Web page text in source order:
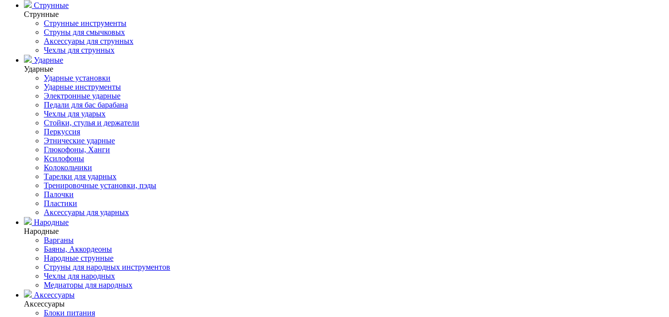
Струнные
Струнные
Струнные инструменты
Струны для смычковых
Аксессуары для струнных
Чехлы для струнных
Ударные
Ударные
Ударные установки
Ударные инструменты
Электронные ударные
Педали для бас барабана
Чехлы для ударых
Стойки, стулья и держатели
Перкуссия
Этнические ударные
Глюкофоны, Ханги
Ксилофоны
Колокольчики
Тарелки для ударных
Тренировочные установки, пэды
Палочки
Пластики
Аксессуары для ударных
Народные
Народные
Варганы
Баяны, Аккордеоны
Народные струнные
Струны для народных инструментов
Чехлы для народных
Медиаторы для народных
Аксессуары
Аксессуары
Блоки питания